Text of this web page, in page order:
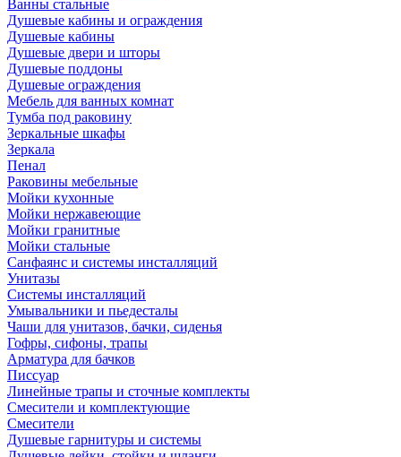
Ванны стальные
Душевые кабины и ограждения
Душевые кабины
Душевые двери и шторы
Душевые поддоны
Душевые ограждения
Мебель для ванных комнат
Тумба под раковину
Зеркальные шкафы
Зеркала
Пенал
Раковины мебельные
Мойки кухонные
Мойки нержавеющие
Мойки гранитные
Мойки стальные
Санфаянс и системы инсталляций
Унитазы
Системы инсталляций
Умывальники и пьедесталы
Чаши для унитазов, бачки, сиденья
Гофры, сифоны, трапы
Арматура для бачков
Писсуар
Линейные трапы и сточные комплекты
Смесители и комплектующие
Смесители
Душевые гарнитуры и системы